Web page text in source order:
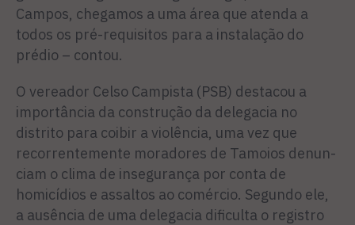
Campos, che­gamos a uma área que atenda a
todos os pré-requisitos para a instalação do
prédio – contou.
O vereador Celso Campista (PSB) destacou a
importância da construção da delegacia no
distrito para coibir a violência, uma vez que
recorrentemente moradores de Tamoios denun­
ciam o clima de insegurança por conta de
homicídios e assaltos ao comércio. Segundo ele,
a au­sência de uma delegacia dificul­ta o registro